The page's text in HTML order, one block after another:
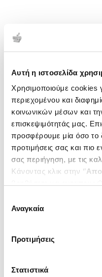
Αυτή η ιστοσελίδα
Χρησιμοποιούμε cookies
περιεχομένου και
κοινωνικών μέσων και
επισκεψιμότητάς μας.
προσφέρουμε μία όσο το
προτιμήσεις σας και πιο
σας περιήγηση, με τις
Κάνοντας κλικ στην ‘’
ενδιαφέρουν και να
συγκατάθεσης
Αναγκαία
Προτιμήσεις
Στατιστικά